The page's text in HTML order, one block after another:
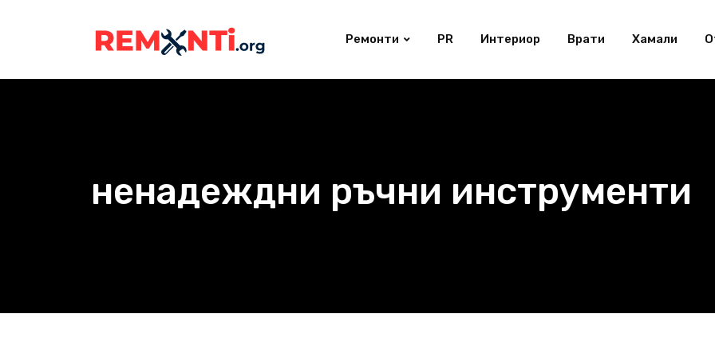
Ремонти PR Интериор Врати Хамали
ненадеждни ръчни инструменти